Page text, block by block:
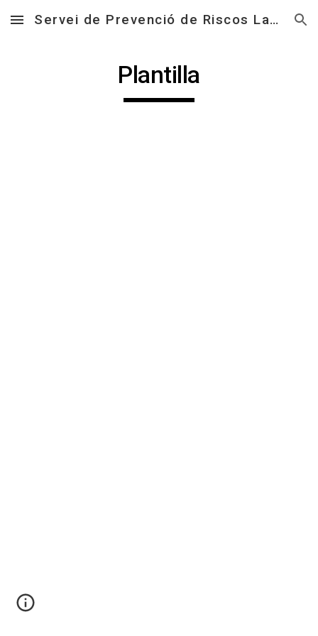
Skip to main content Skip to navigation
Servei de Prevenció de Riscos Laborals
Plantilla